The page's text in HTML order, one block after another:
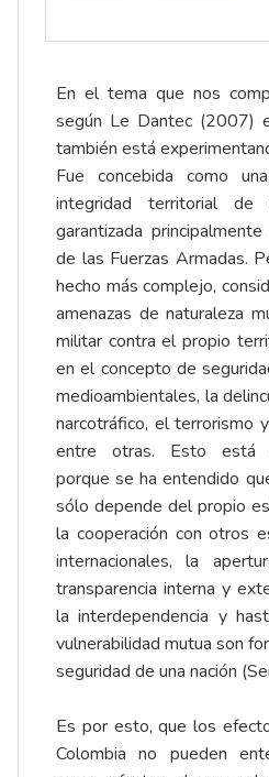
En el tema que nos
según Le Dantec (2007)
también está
Fue concebida como
integridad territorial
garantizada
de las Fuerzas Armadas.
hecho más complejo,
amenazas de naturaleza
militar contra el propio
en el concepto de
medioambientales, la
narcotráfico, el terrorismo
entre otras. Esto está
porque se ha entendido
sólo depende del propio
la cooperación con otros
internacionales, la
transparencia interna y
la interdependencia y
vulnerabilidad mutua son
seguridad de una nación
Es por esto, que los
Colombia no pueden